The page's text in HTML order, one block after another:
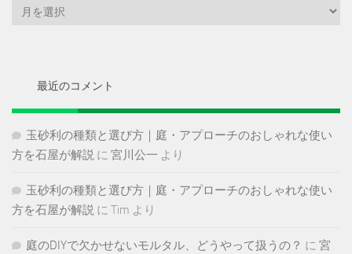
最近のコメント
玉砂利の種類と選び方｜庭・アプローチのおしゃれな使い
方を石屋が解説 に 宮川公一 より
玉砂利の種類と選び方｜庭・アプローチのおしゃれな使い
方を石屋が解説 に Tim より
庭のDIYで欠かせないモルタル、どうやって扱うの？ に 宮